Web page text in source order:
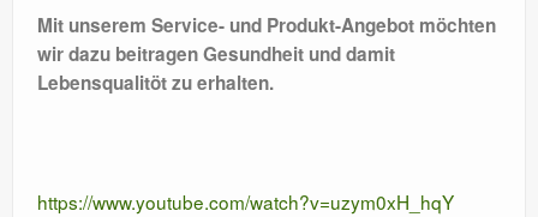
Mit unserem Service- und Produkt-Angebot möchten
wir dazu beitragen Gesundheit und damit
Lebensqualitöt zu erhalten.
https://www.youtube.com/watch?v=uzym0xH_hqY